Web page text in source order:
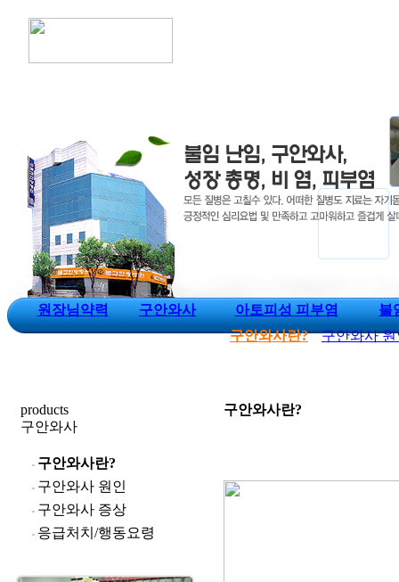
원장님약력 구안와사 아토피성 피부염
불
구안와사란?
구안와사 원
products
구안와사
구안와사란?
구안와사 원인
구안와사 증상
응급처치/행동요령
구안와사란?